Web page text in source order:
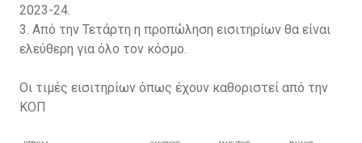
2023-24.
3. Από την Τετάρτη η προπώληση εισιτηρίων θα είναι
ελεύθερη για όλο τον κόσμο.
Οι τιμές εισιτηρίων όπως έχουν καθοριστεί από την
ΚΟΠ